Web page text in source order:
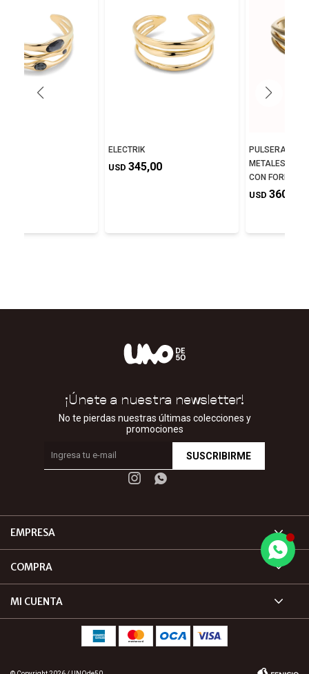
ELECTRIK
USD 345,00
PULSERA DE
METALES
CON FORMA
USD 360,00
EMPRESA
COMPRA
MI CUENTA
¡Únete a nuestra newsletter!
No te pierdas nuestras últimas colecciones y
promociones
SUSCRIBIRME
 